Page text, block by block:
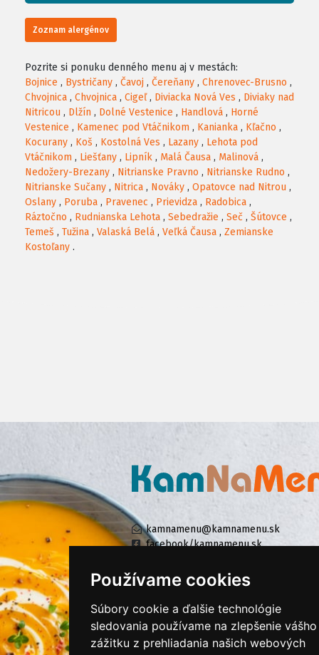
Používame cookies
Súbory cookie a ďalšie technológie
sledovania používame na zlepšenie vášho
zážitku z prehliadania našich webových
Zoznam alergénov
Pozrite si ponuku denného menu aj v mestách:
Bojnice , Bystričany , Čavoj , Čereňany , Chrenovec-Brusno ,
Chvojnica , Chvojnica , Cigeľ, Diviacka Nová Ves , Diviaky nad
Nitricou , Dlžín , Dolné Vestenice , Handlová , Horné
Vestenice , Kamenec pod Vtáčnikom , Kanianka , Kľačno ,
Kocurany , Koš , Kostolná Ves , Lazany , Lehota pod
Vtáčnikom , Liešťany , Lipník , Malá Čausa , Malinová ,
Nedožery-Brezany , Nitrianske Pravno , Nitrianske Rudno ,
Nitrianske Sučany , Nitrica , Nováky , Opatovce nad Nitrou ,
Oslany , Poruba , Pravenec , Prievidza , Radobica ,
Ráztočno , Rudnianska Lehota , Sebedražie , Seč , Šútovce ,
Temeš , Tužina , Valaská Belá , Veľká Čausa , Zemianske
Kostoľany .
kamnamenu@kamnamenu.sk
facebook/kamnamenu.sk
KONTAKTUJTE NÁS